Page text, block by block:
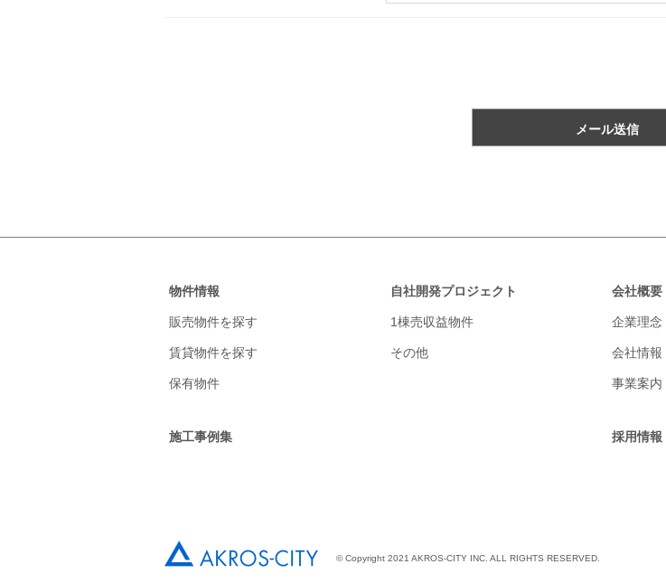
物件情報
販売物件を探す
賃貸物件を探す
保有物件
施工事例集
自社開発プロジェクト
1棟売収益物件
その他
会社概要
企業理念
会社情報
事業案内
採用情報
© Copyright 2021 AKROS-CITY INC. ALL RIGHTS RESERVED.